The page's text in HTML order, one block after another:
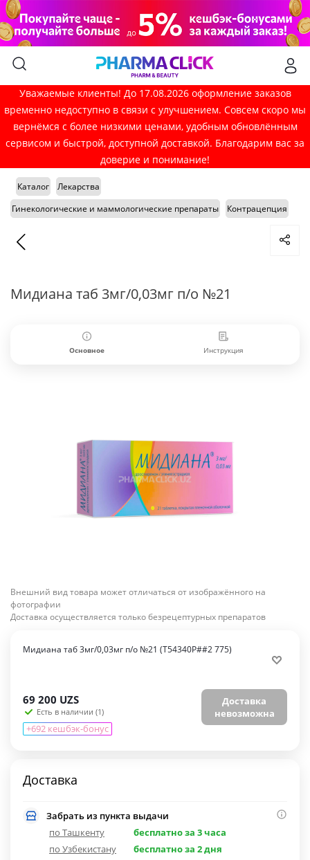
Уважаемые клиенты! До 17.08.2026 оформление заказов
временно недоступно в связи с улучшением. Совсем скоро мы
вернёмся с более низкими ценами, удобным обновлённым
сервисом и быстрой, доступной доставкой. Благодарим вас за
доверие и понимание!
Каталог
Лекарства
Гинекологические и маммологические препараты
Контрацепция
Мидиана таб 3мг/0,03мг п/о №21
Основное Инструкция
Внешний вид товара может отличаться от изображённого на
фотографии
Доставка осуществляется только безрецептурных препаратов
Мидиана таб 3мг/0,03мг п/о №21 (T54340P##2 775)
69 200 UZS
Есть в наличии (1)
+692 кешбэк-бонус
Доставка
невозможна
Доставка
Забрать из пункта выдачи
по Ташкенту
бесплатно за 3 часа
по Узбекистану
бесплатно за 2 дня